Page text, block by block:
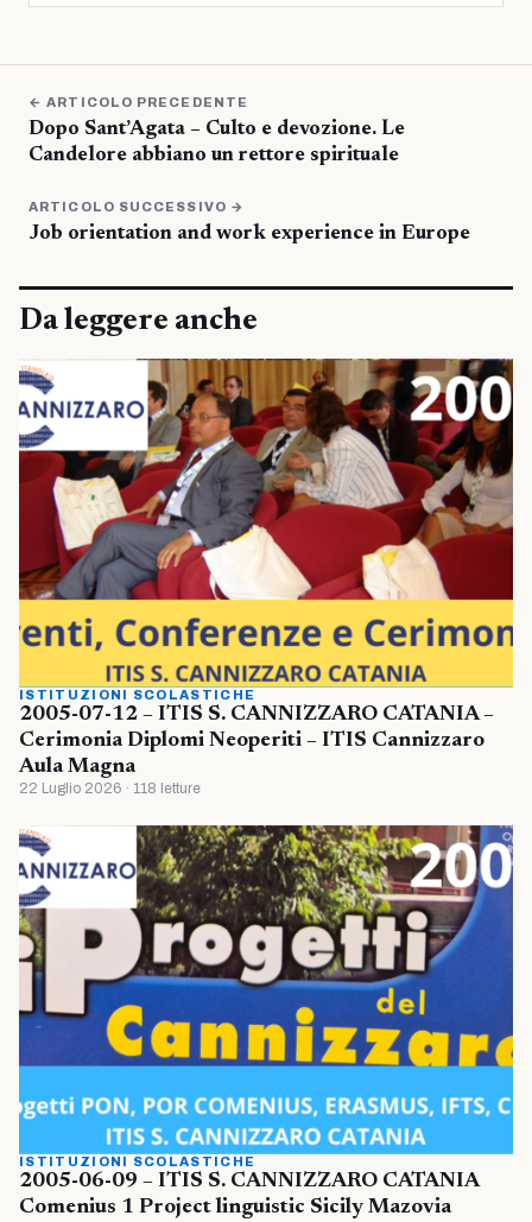
← ARTICOLO PRECEDENTE
Dopo Sant’Agata – Culto e devozione. Le
Candelore abbiano un rettore spirituale
ARTICOLO SUCCESSIVO →
Job orientation and work experience in Europe
Da leggere anche
ISTITUZIONI SCOLASTICHE
2005-07-12 – ITIS S. CANNIZZARO CATANIA –
Cerimonia Diplomi Neoperiti – ITIS Cannizzaro
Aula Magna
22 Luglio 2026 · 118 letture
ISTITUZIONI SCOLASTICHE
2005-06-09 – ITIS S. CANNIZZARO CATANIA
Comenius 1 Project linguistic Sicily Mazovia